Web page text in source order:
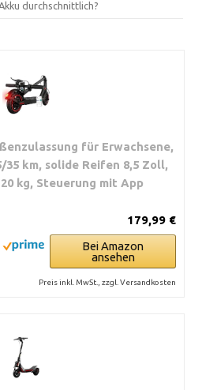
durchschnittlich?
für Erwachsene,
35 km, solide Reifen 8,5 Zoll,
kg, Steuerung mit App
179,99 €
Bei Amazon
ansehen
Preis inkl. MwSt., zzgl. Versandkosten